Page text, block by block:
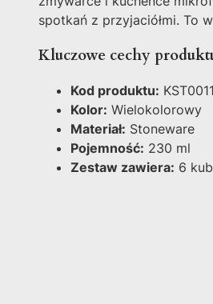
spotkań z przyjaciółmi. To
Kluczowe cechy
Kod produktu: KST0011
Kolor: Wielokolorowy
Materiał: Stoneware
Pojemność: 230 ml
Zestaw zawiera: 6